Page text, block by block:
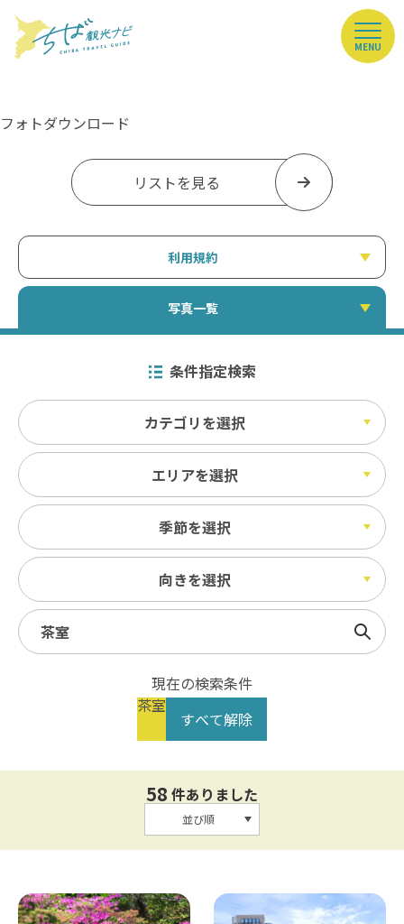
MENU
フォトダウンロード
リストを見る
利用規約
写真一覧
条件指定検索
カテゴリを選択
エリアを選択
季節を選択
向きを選択
検索
現在の検索条件
茶室
すべて解除
58 件ありました
並び順